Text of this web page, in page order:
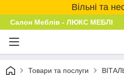
Вільні та
Салон Меблів - ЛЮКС МЕБЛІ
Товари та послуги